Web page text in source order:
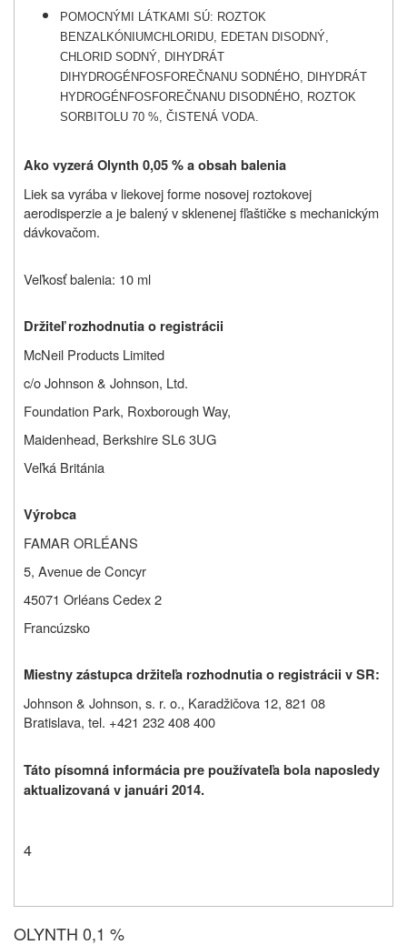
POMOCNÝMI LÁTKAMI SÚ: ROZTOK
BENZALKÓNIUMCHLORIDU, EDETAN DISODNÝ,
CHLORID SODNÝ, DIHYDRÁT
DIHYDROGÉNFOSFOREČNANU SODNÉHO, DIHYDRÁT
HYDROGÉNFOSFOREČNANU DISODNÉHO, ROZTOK
SORBITOLU 70 %, ČISTENÁ VODA.
Ako vyzerá Olynth 0,05 % a obsah balenia
Liek sa vyrába v liekovej forme nosovej roztokovej
aerodisperzie a je balený v sklenenej fľaštičke s mechanickým
dávkovačom.
Veľkosť balenia: 10 ml
Držiteľ rozhodnutia o registrácii
McNeil Products Limited
c/o Johnson & Johnson, Ltd.
Foundation Park, Roxborough Way,
Maidenhead, Berkshire SL6 3UG
Veľká Británia
Výrobca
FAMAR ORLÉANS
5, Avenue de Concyr
45071 Orléans Cedex 2
Francúzsko
Miestny zástupca držiteľa rozhodnutia o registrácii v SR:
Johnson & Johnson, s. r. o., Karadžičova 12, 821 08
Bratislava, tel. +421 232 408 400
Táto písomná informácia pre používateľa bola naposledy
aktualizovaná v januári 2014.
4
OLYNTH 0,1 %